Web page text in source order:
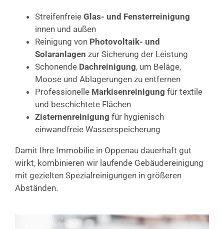
Streifenfreie Glas- und Fensterreinigung
innen und außen
Reinigung von Photovoltaik- und
Solaranlagen zur Sicherung der Leistung
Schonende Dachreinigung, um Beläge,
Moose und Ablagerungen zu entfernen
Professionelle Markisenreinigung für textile
und beschichtete Flächen
Zisternenreinigung für hygienisch
einwandfreie Wasserspeicherung
Damit Ihre Immobilie in Oppenau dauerhaft gut
wirkt, kombinieren wir laufende Gebäudereinigung
mit gezielten Spezialreinigungen in größeren
Abständen.